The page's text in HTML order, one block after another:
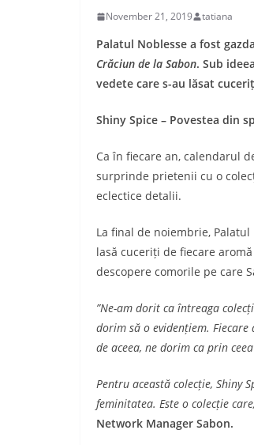
November 21, 2019 tatiana
Palatul Noblesse a fost
Crăciun de la Sabon. Sub
vedete care s-au lăsat
Shiny Spice – Povestea din
Ca în fiecare an, calendarul
surprinde prietenii cu o
eclectice detalii.
La final de noiembrie,
lasă cuceriți de fiecare
descopere comorile pe care
”Ne-am dorit ca întreaga
dorim să o evidențiem.
de aceea, ne dorim ca prin
Pentru această colecție, Shiny
feminitatea. Este o colecție
Network Manager Sabon.